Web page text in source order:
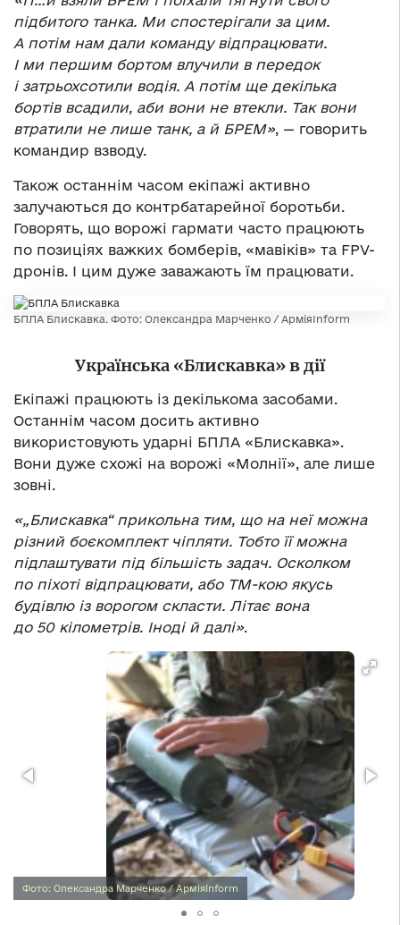
підбитого танка. Ми спостерігали за цим.
А потім нам дали команду відпрацювати.
І ми першим бортом влучили в передок
і затрьохсотили водія. А потім ще декілька
бортів всадили, аби вони не втекли. Так вони
втратили не лише танк, а й БРЕМ», — говорить
командир взводу.
Також останнім часом екіпажі активно
залучаються до контрбатарейної боротьби.
Говорять, що ворожі гармати часто працюють
по позиціях важких бомберів, «мавіків» та FPV-
дронів. І цим дуже заважають їм працювати.
БПЛА Блискавка. Фото: Олександра Марченко / АрміяInform
Українська «Блискавка»в дії
Екіпажі працюють із декількома засобами.
Останнім часом досить активно
використовують ударні БПЛА «Блискавка».
Вони дуже схожі на ворожі «Молнії», але лише
зовні.
«„Блискавка“ прикольна тим, що на неї можна
різний боєкомплект чіпляти. Тобто її можна
підлаштувати під більшість задач. Осколком
по піхоті відпрацювати, або ТМ-кою якусь
будівлю із ворогом скласти. Літає вона
до 50 кілометрів. Іноді й далі».
Фото: Олександра Марченко / АрміяInform